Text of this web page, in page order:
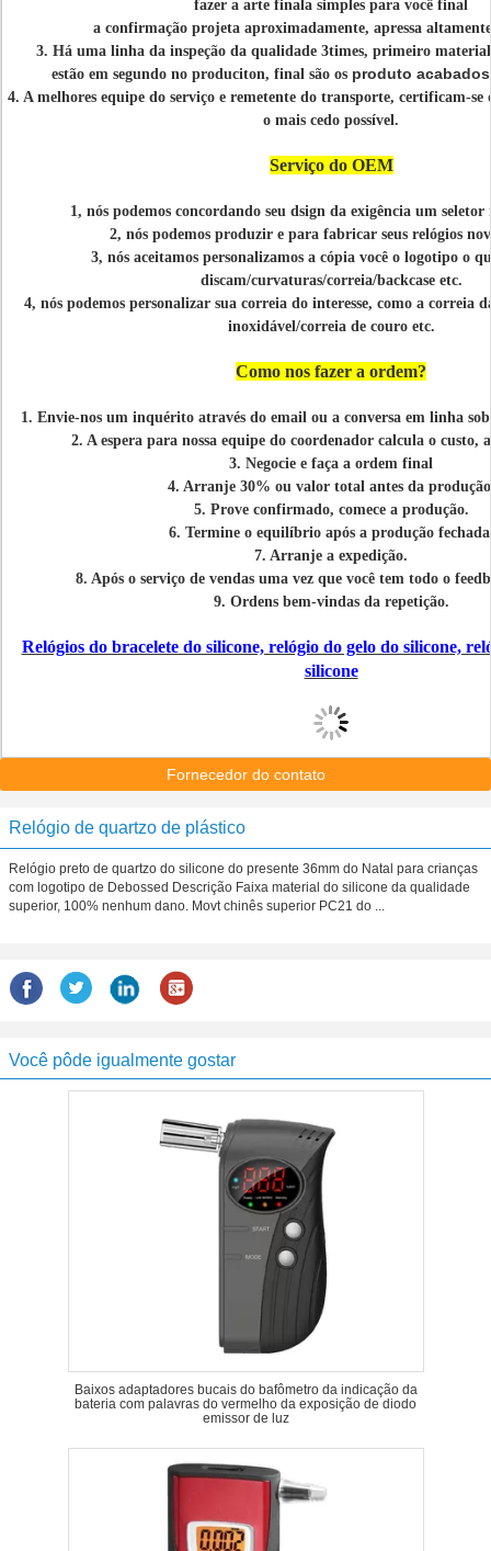
fazer a arte finala simples para você final
a confirmação projeta aproximadamente, apressa
3. Há uma linha da inspeção da qualidade 3times, primeiro
estão em segundo no produciton, final são os produto
4. A melhores equipe do serviço e remetente do transporte, certificam-se
o mais cedo possível.
Serviço do OEM
1, nós podemos concordando seu dsign da exigência um seletor
2, nós podemos produzir e para fabricar seus relógios
3, nós aceitamos personalizamos a cópia você o logotipo o
discam/curvaturas/correia/backcase etc.
4, nós podemos personalizar sua correia do interesse, como a correia
inoxidável/correia de couro etc.
Como nos fazer a ordem?
1. Envie-nos um inquérito através do email ou a conversa em linha
2. A espera para nossa equipe do coordenador calcula o custo,
3. Negocie e faça a ordem final
4. Arranje 30% ou valor total antes da
5. Prove confirmado, comece a produção.
6. Termine o equilíbrio após a produção
7. Arranje a expedição.
8. Após o serviço de vendas uma vez que você tem todo o
9. Ordens bem-vindas da repetição.
Relógios do bracelete do silicone, relógio do gelo do silicone,
silicone
Fornecedor do contato
Relógio de quartzo de plástico
Relógio preto de quartzo do silicone do presente 36mm do Natal para crianças
com logotipo de Debossed Descrição Faixa material do silicone da qualidade
superior, 100% nenhum dano. Movt chinês superior PC21 do ...
Você pôde igualmente gostar
Baixos adaptadores bucais do bafômetro da indicação da
bateria com palavras do vermelho da exposição de diodo
emissor de luz